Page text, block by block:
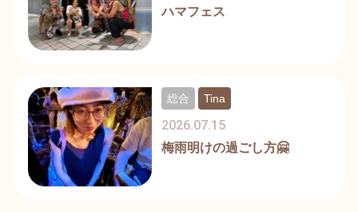
ハマフェス
梅雨明けの過ごし方🤗
2026.07.15
総合 Tina